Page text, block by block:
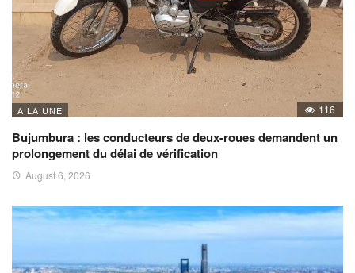
A LA UNE 116
Bujumbura : les conducteurs de deux-roues demandent un
prolongement du délai de vérification
August 6, 2026